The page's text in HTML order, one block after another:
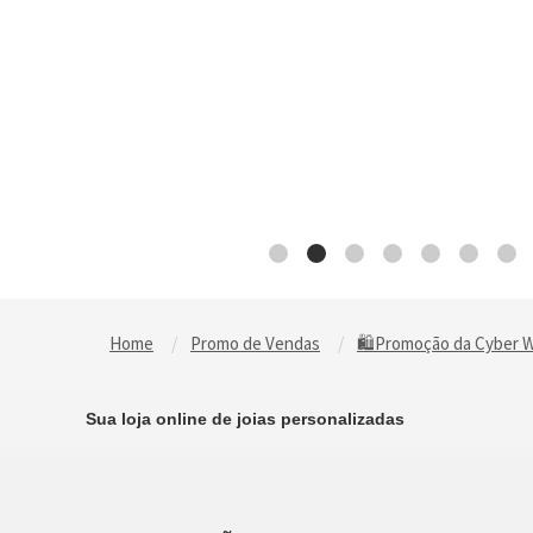
Home Promo de Vendas 🛍️Promoção da Cyber
Sua loja online de joias personalizadas